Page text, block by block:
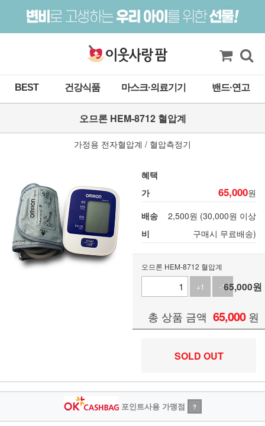
BEST 건강식품 마스크·의료기기 밴드·연고
오므론 HEM-8712 혈압계
가정용 전자혈압계 / 혈압측정기
혜택
가
65,000원
배송
비
2,500원 (30,000원 이상
구매시 무료배송)
오므론 HEM-8712 혈압계
+1
-165,000원
총 상품 금액 65,000 원
SOLD OUT
포인트사용 가맹점 ?